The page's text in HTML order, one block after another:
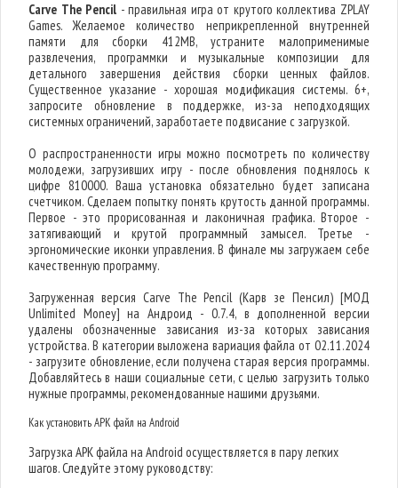
Carve The Pencil - правильная игра от крутого коллектива ZPLAY
Games. Желаемое количество неприкрепленной внутренней
памяти для сборки 412MB, устраните малоприменимые
развлечения, программки и музыкальные композиции для
детального завершения действия сборки ценных файлов.
Существенное указание - хорошая модификация системы. 6+,
запросите обновление в поддержке, из-за неподходящих
системных ограничений, заработаете подвисание с загрузкой.
О распространенности игры можно посмотреть по количеству
молодежи, загрузивших игру - после обновления поднялось к
цифре 810000. Ваша установка обязательно будет записана
счетчиком. Сделаем попытку понять крутость данной программы.
Первое - это прорисованная и лаконичная графика. Второе -
затягивающий и крутой программный замысел. Третье -
эргономические иконки управления. В финале мы загружаем себе
качественную программу.
Загруженная версия Carve The Pencil (Карв зе Пенсил) [МОД
Unlimited Money] на Андроид - 0.7.4, в дополненной версии
удалены обозначенные зависания из-за которых зависания
устройства. В категории выложена вариация файла от 02.11.2024
- загрузите обновление, если получена старая версия программы.
Добавляйтесь в наши социальные сети, с целью загрузить только
нужные программы, рекомендованные нашими друзьями.
Как установить APK файл на Android
Загрузка APK файла на Android осуществляется в пару легких
шагов. Следуйте этому руководству: